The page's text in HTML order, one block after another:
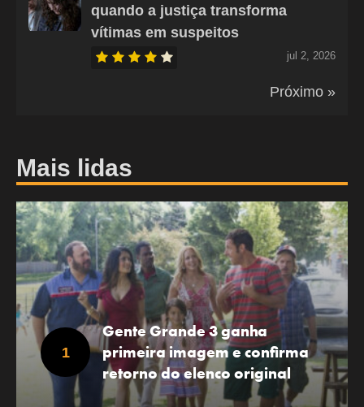
quando a justiça transforma
vítimas em suspeitos
jul 2, 2026
Próximo »
Mais lidas
Gente Grande 3 ganha
primeira imagem e confirma
retorno do elenco original